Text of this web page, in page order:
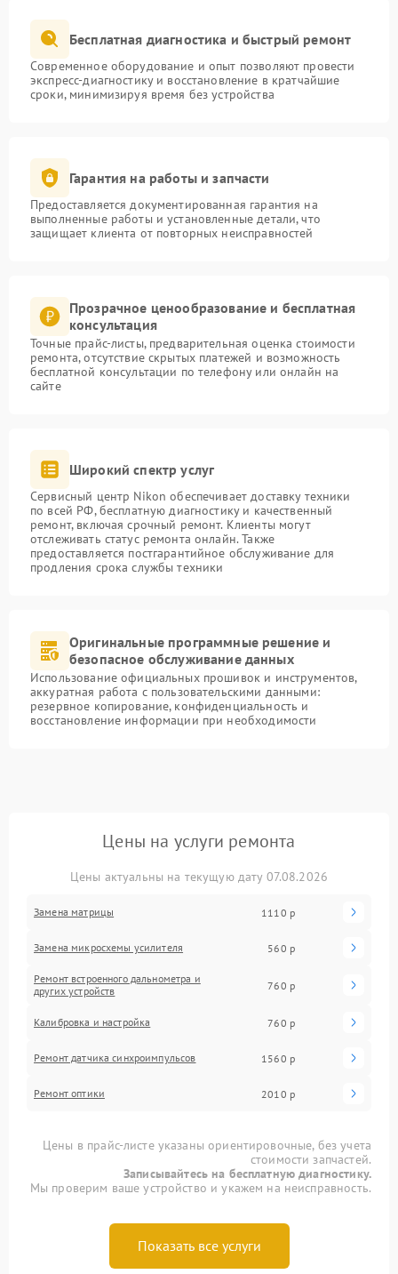
Бесплатная диагностика и быстрый ремонт
Современное оборудование и опыт позволяют провести
экспресс-диагностику и восстановление в кратчайшие
сроки, минимизируя время без устройства
Гарантия на работы и запчасти
Предоставляется документированная гарантия на
выполненные работы и установленные детали, что
защищает клиента от повторных неисправностей
Прозрачное ценообразование и бесплатная
консультация
Точные прайс-листы, предварительная оценка стоимости
ремонта, отсутствие скрытых платежей и возможность
бесплатной консультации по телефону или онлайн на
сайте
Широкий спектр услуг
Сервисный центр Nikon обеспечивает доставку техники
по всей РФ, бесплатную диагностику и качественный
ремонт, включая срочный ремонт. Клиенты могут
отслеживать статус ремонта онлайн. Также
предоставляется постгарантийное обслуживание для
продления срока службы техники
Оригинальные программные решение и
безопасное обслуживание данных
Использование официальных прошивок и инструментов,
аккуратная работа с пользовательскими данными:
резервное копирование, конфиденциальность и
восстановление информации при необходимости
Цены на услуги ремонта
Цены актуальны на текущую дату 07.08.2026
Замена матрицы 1110 р
Замена микросхемы усилителя 560 р
Ремонт встроенного дальнометра и
других устройств
760 р
Калибровка и настройка 760 р
Ремонт датчика синхроимпульсов 1560 р
Ремонт оптики 2010 р
Цены в прайс-листе указаны ориентировочные, без учета
стоимости запчастей.
Записывайтесь на бесплатную диагностику.
Мы проверим ваше устройство и укажем на неисправность.
Показать все услуги